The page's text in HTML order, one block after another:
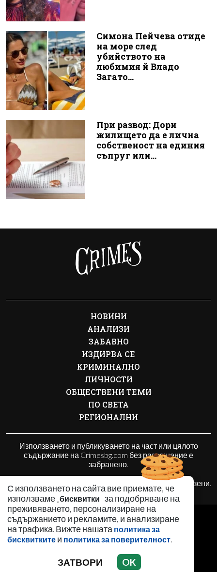
Симона Пейчева отиде
на море след
убийството на
любимия й Владо
Загато...
При развод: Дори
жилището да е лична
собственост на единия
съпруг или...
С използването на сайта вие приемате, че
използваме „бисквитки" за подобряване на
преживяването, персонализиране на
съдържанието и рекламите, и анализиране
на трафика. Вижте нашата политика за
бисквитките и политика за поверителност.
ЗАТВОРИ OK
НОВИНИ
АНАЛИЗИ
ЗАБАВНО
ИЗДИРВА СЕ
КРИМИНАЛНО
ЛИЧНОСТИ
ОБЩЕСТВЕНИ ТЕМИ
ПО СВЕТА
РЕГИОНАЛНИ
Използването и публикуването на част или цялото
съдържание на Crimesbg.com без разрешение е
забранено.
© 2010 - 2026 | Crimesbg.com. Всички права запазени.
РЕКЛАМА
КОНТАКТИ
ОБЩИ УСЛОВИЯ
ПОЛИТИКА ЗА БИСКВИТКИТЕ